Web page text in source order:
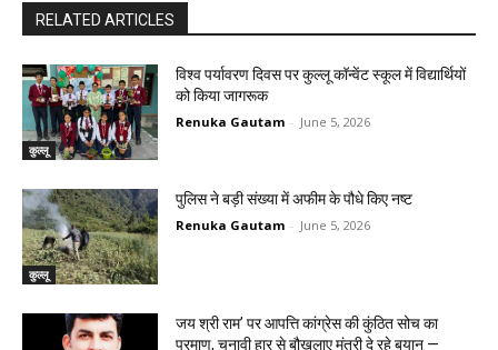
RELATED ARTICLES
कुल्लू
विश्व पर्यावरण दिवस पर कुल्लू कॉन्वेंट स्कूल में विद्यार्थियों
को किया जागरूक
Renuka Gautam - June 5, 2026
कुल्लू
पुलिस ने बड़ी संख्या में अफीम के पौधे किए नष्ट
Renuka Gautam - June 5, 2026
जय श्री राम’ पर आपत्ति कांग्रेस की कुंठित सोच का
प्रमाण, चुनावी हार से बौखलाए मंत्री दे रहे बयान —